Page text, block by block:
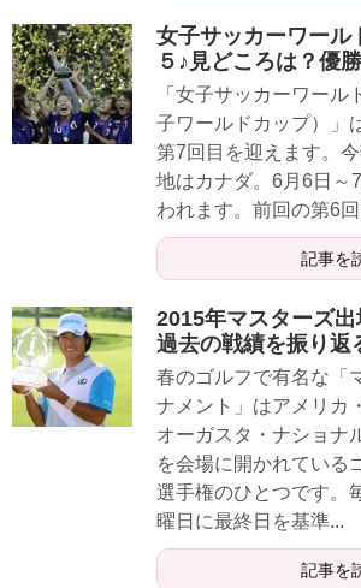
女子サッカーワール
５♪見どころは？優
「女子サッカーワール
子ワールドカップ）」
第7回目を迎えます。
地はカナダ。6月6日～
われます。前回の第6
記事を
2015年マスターズ
過去の戦績を振り返
春のゴルフで有名な「
ナメント」はアメリカ
オーガスタ・ナショナ
を会場に開かれている
選手権のひとつです。
曜日に最終日を基準...
記事を